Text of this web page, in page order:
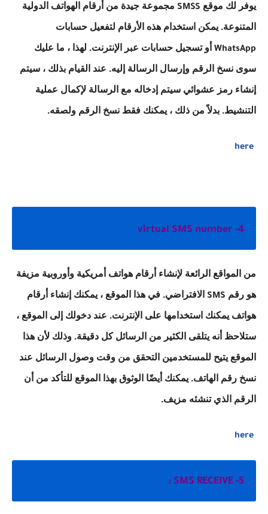
يوفر لك موقع SMSS مجموعة جيدة من أرقام الهواتف الدولية
المتنوعة. يمكن استخدام هذه الأرقام لتفعيل حسابات
WhatsApp أو تسجيل حسابات عبر الإنترنت. لهذا ، ما عليك
سوى نسخ الرقم وإرسال الرسالة إليه. عند القيام بذلك ، سيتم
إنشاء رمز عشوائي سيتم إدخاله مع الرسالة لإكمال عملية
التنشيط. بدلاً من ذلك ، يمكنك فقط نسخ الرقم ولصقه.
here
4- virtual SMS number
من المواقع الرائعة لإنشاء أرقام هواتف أمريكية وأوروبية مزيفة
هو رقم SMS الافتراضي. في هذا الموقع ، يمكنك إنشاء أرقام
هواتف يمكنك استخدامها على الإنترنت. عند دخولك إلى الموقع ،
ستلاحظ أنه يتلقى الكثير من الرسائل كل دقيقة. وذلك لأن هذا
الموقع يتيح للمستخدمين التحقق من وقت وصول الرسائل عند
نسخ رقم الهاتف. يمكنك أيضًا الوثوق بهذا الموقع للتأكد من أن
الرقم الذي تنشئه مزيف.
5- SMS RECEIVE :